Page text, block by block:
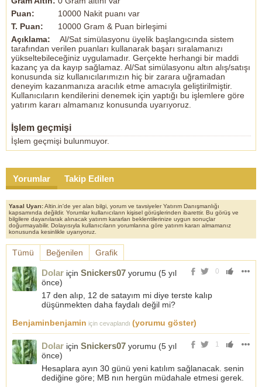
Puan:
10000 Nakit puanı var
T. Puan:
10000 Gram & Puan birleşimi
Açıklama:
Al/Sat simülasyonu üyelik başlangıcında sistem
tarafından verilen puanları kullanarak başarı sıralamanızı
yükseltebileceğiniz uygulamadır. Gerçekte herhangi bir maddi
kazanç ya da kayıp sağlamaz. Al/Sat simülasyonu altın alış/satışı
konusunda siz kullanıcılarımızın hiç bir zarara uğramadan
deneyim kazanmanıza aracılık etme amacıyla geliştirilmiştir.
Kullanıcıların kendilerini denemek için yaptığı bu işlemlere göre
yatırım kararı almamanız konusunda uyarıyoruz.
İşlem geçmişi
İşlem geçmişi bulunmuyor.
Yorumlar Takip Edilen
Yasal Uyarı:Altin.in'de yer alan bilgi, yorum ve tavsiyeler Yatırım Danışmanlığı
kapsamında değildir. Yorumlar kullanıcıların kişisel görüşlerinden ibarettir. Bu görüş ve
bilgilere dayanılarak alınacak yatırım kararları beklentilerinize uygun sonuçlar
doğurmayabilir. Dolayısıyla kullanıcıların yorumlarına göre yatırım kararı almamanız
konusunda kesinlikle uyarıyoruz.
Tümü Beğenilen Grafik
0
Dolar için Snickers07 yorumu (5 yıl
önce)
17 den alıp, 12 de satayım mi diye terste kalıp
düşünmekten daha faydalı değil mi?
Benjaminbenjamin için cevaplandı (yorumu göster)
1
Dolar için Snickers07 yorumu (5 yıl
önce)
Hesaplara ayın 30 günü yeni katılım sağlanacak. senin
dediğine göre; MB nın hergün müdahale etmesi gerek.